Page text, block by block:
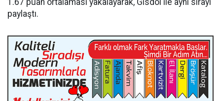
1.67 puan ortalaması yakalayarak, Gisdol ile aynı sırayı
paylaştı.